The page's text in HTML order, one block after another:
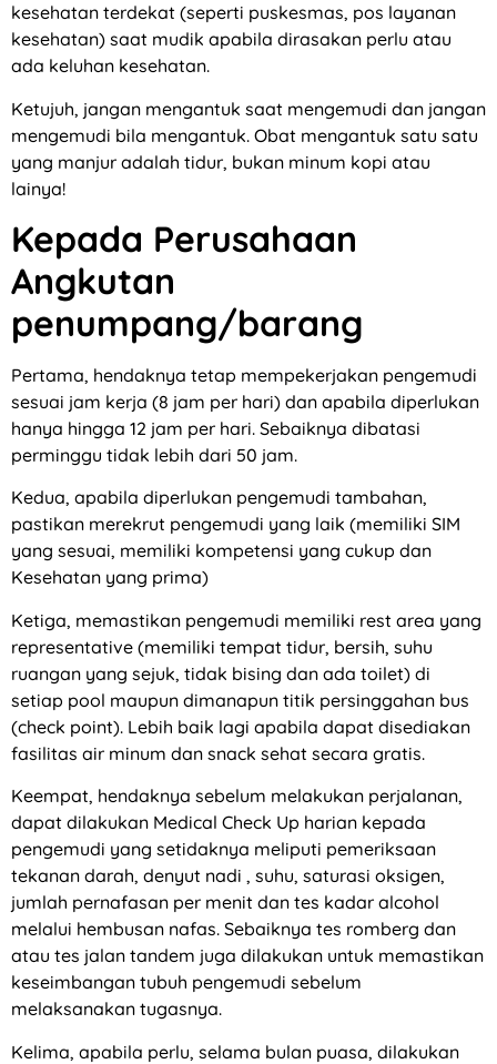
kesehatan terdekat (seperti puskesmas, pos layanan
kesehatan) saat mudik apabila dirasakan perlu atau
ada keluhan kesehatan.
Ketujuh, jangan mengantuk saat mengemudi dan jangan
mengemudi bila mengantuk. Obat mengantuk satu satu
yang manjur adalah tidur, bukan minum kopi atau
lainya!
Kepada Perusahaan
Angkutan
penumpang/barang
Pertama, hendaknya tetap mempekerjakan pengemudi
sesuai jam kerja (8 jam per hari) dan apabila diperlukan
hanya hingga 12 jam per hari. Sebaiknya dibatasi
perminggu tidak lebih dari 50 jam.
Kedua, apabila diperlukan pengemudi tambahan,
pastikan merekrut pengemudi yang laik (memiliki SIM
yang sesuai, memiliki kompetensi yang cukup dan
Kesehatan yang prima)
Ketiga, memastikan pengemudi memiliki rest area yang
representative (memiliki tempat tidur, bersih, suhu
ruangan yang sejuk, tidak bising dan ada toilet) di
setiap pool maupun dimanapun titik persinggahan bus
(check point). Lebih baik lagi apabila dapat disediakan
fasilitas air minum dan snack sehat secara gratis.
Keempat, hendaknya sebelum melakukan perjalanan,
dapat dilakukan Medical Check Up harian kepada
pengemudi yang setidaknya meliputi pemeriksaan
tekanan darah, denyut nadi , suhu, saturasi oksigen,
jumlah pernafasan per menit dan tes kadar alcohol
melalui hembusan nafas. Sebaiknya tes romberg dan
atau tes jalan tandem juga dilakukan untuk memastikan
keseimbangan tubuh pengemudi sebelum
melaksanakan tugasnya.
Kelima, apabila perlu, selama bulan puasa, dilakukan